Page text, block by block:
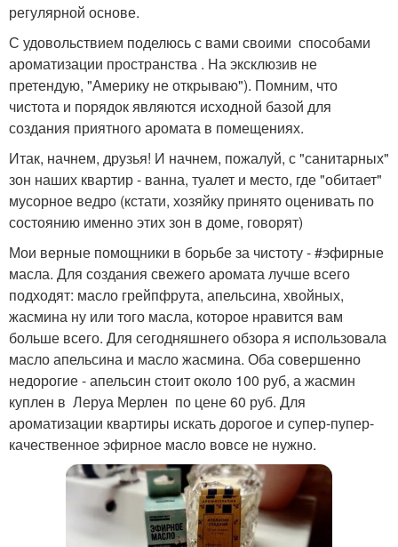
регулярной основе.
С удовольствием поделюсь с вами своими способами
ароматизации пространства . На эксклюзив не
претендую, "Америку не открываю"). Помним, что
чистота и порядок являются исходной базой для
создания приятного аромата в помещениях.
Итак, начнем, друзья! И начнем, пожалуй, с "санитарных"
зон наших квартир - ванна, туалет и место, где "обитает"
мусорное ведро (кстати, хозяйку принято оценивать по
состоянию именно этих зон в доме, говорят)
Мои верные помощники в борьбе за чистоту - #эфирные
масла. Для создания свежего аромата лучше всего
подходят: масло грейпфрута, апельсина, хвойных,
жасмина ну или того масла, которое нравится вам
больше всего. Для сегодняшнего обзора я использовала
масло апельсина и масло жасмина. Оба совершенно
недорогие - апельсин стоит около 100 руб, а жасмин
куплен в Леруа Мерлен по цене 60 руб. Для
ароматизации квартиры искать дорогое и супер-пупер-
качественное эфирное масло вовсе не нужно.